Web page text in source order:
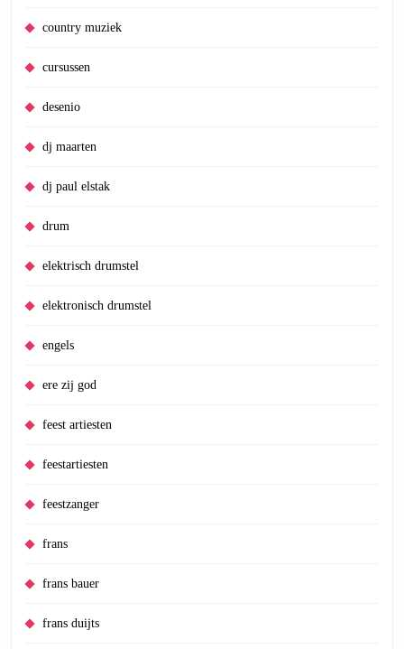
country muziek
cursussen
desenio
dj maarten
dj paul elstak
drum
elektrisch drumstel
elektronisch drumstel
engels
ere zij god
feest artiesten
feestartiesten
feestzanger
frans
frans bauer
frans duijts